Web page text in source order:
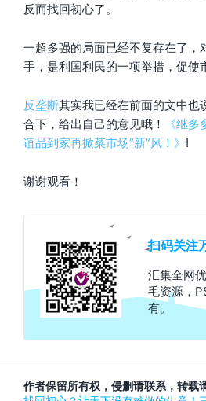
反而找回初心了。
一超多强的局面已经不复存在了，
手，是利国利民的一项举措，促使
反垄断其实我已经在前面的文中也
合下，给出自己的意见哦！
《继
谊品到家再掀菜市场“新”风！》 !
谢谢观看！
扫码关注
汇集全网
毛资源，
有。
作者保留所有权，侵删请联系，转载